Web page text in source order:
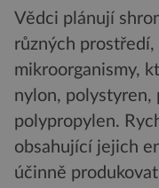
Vědci plánují
různých prostředí,
mikroorganismy,
nylon, polystyren,
polypropylen.
obsahující jejich
účinně